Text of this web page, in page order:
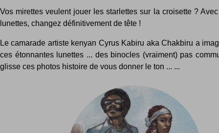
Vos mirettes veulent jouer les starlettes sur la croisette ?
lunettes, changez définitivement de tête !
Le camarade artiste kenyan Cyrus Kabiru aka Chakbiru a
ces étonnantes lunettes ... des binocles (vraiment) pas
glisse ces photos histoire de vous donner le ton ... ...